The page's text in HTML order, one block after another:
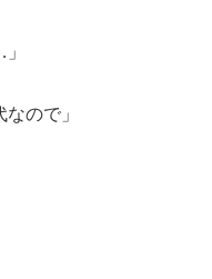
ので」